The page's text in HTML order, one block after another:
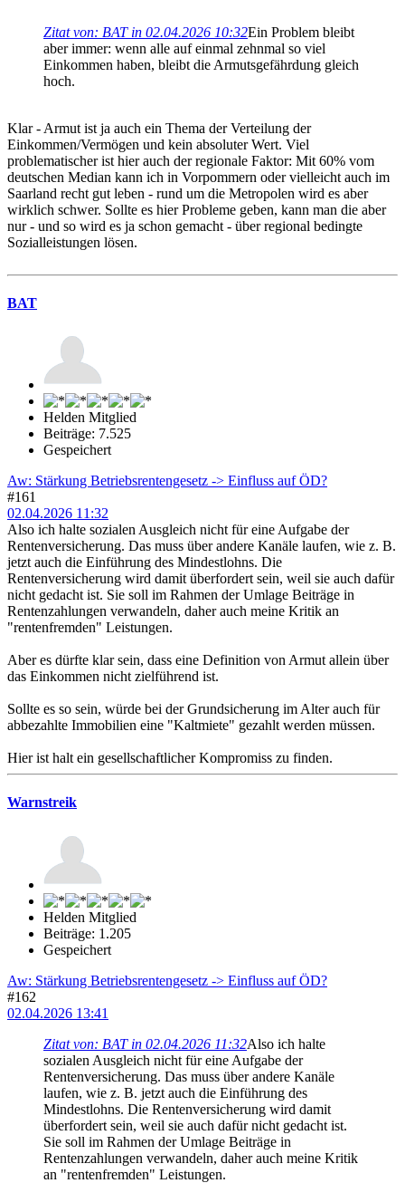
Zitat von: BAT in 02.04.2026 10:32Ein Problem bleibt
aber immer: wenn alle auf einmal zehnmal so viel
Einkommen haben, bleibt die Armutsgefährdung gleich
hoch.
Klar - Armut ist ja auch ein Thema der Verteilung der
Einkommen/Vermögen und kein absoluter Wert. Viel
problematischer ist hier auch der regionale Faktor: Mit 60% vom
deutschen Median kann ich in Vorpommern oder vielleicht auch im
Saarland recht gut leben - rund um die Metropolen wird es aber
wirklich schwer. Sollte es hier Probleme geben, kann man die aber
nur - und so wird es ja schon gemacht - über regional bedingte
Sozialleistungen lösen.
BAT
Helden Mitglied
Beiträge: 7.525
Gespeichert
Aw: Stärkung Betriebsrentengesetz -> Einfluss auf ÖD?
#161
02.04.2026 11:32
Also ich halte sozialen Ausgleich nicht für eine Aufgabe der
Rentenversicherung. Das muss über andere Kanäle laufen, wie z. B.
jetzt auch die Einführung des Mindestlohns. Die
Rentenversicherung wird damit überfordert sein, weil sie auch dafür
nicht gedacht ist. Sie soll im Rahmen der Umlage Beiträge in
Rentenzahlungen verwandeln, daher auch meine Kritik an
"rentenfremden" Leistungen.
Aber es dürfte klar sein, dass eine Definition von Armut allein über
das Einkommen nicht zielführend ist.
Sollte es so sein, würde bei der Grundsicherung im Alter auch für
abbezahlte Immobilien eine "Kaltmiete" gezahlt werden müssen.
Hier ist halt ein gesellschaftlicher Kompromiss zu finden.
Warnstreik
Helden Mitglied
Beiträge: 1.205
Gespeichert
Aw: Stärkung Betriebsrentengesetz -> Einfluss auf ÖD?
#162
02.04.2026 13:41
Zitat von: BAT in 02.04.2026 11:32Also ich halte
sozialen Ausgleich nicht für eine Aufgabe der
Rentenversicherung. Das muss über andere Kanäle
laufen, wie z. B. jetzt auch die Einführung des
Mindestlohns. Die Rentenversicherung wird damit
überfordert sein, weil sie auch dafür nicht gedacht ist.
Sie soll im Rahmen der Umlage Beiträge in
Rentenzahlungen verwandeln, daher auch meine Kritik
an "rentenfremden" Leistungen.